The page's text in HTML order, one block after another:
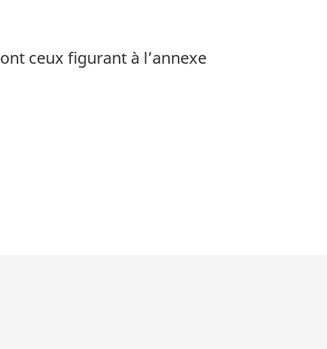
ceux figurant à l’annexe